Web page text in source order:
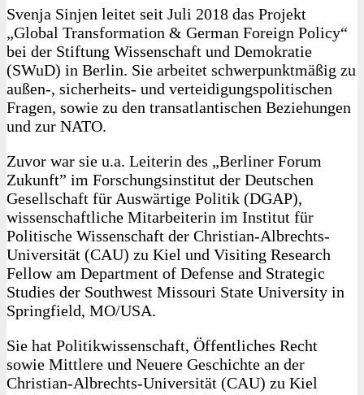
Svenja Sinjen leitet seit Juli 2018 das Projekt
„Global Transformation & German Foreign Policy“
bei der Stiftung Wissenschaft und Demokratie
(SWuD) in Berlin. Sie arbeitet schwerpunktmäßig zu
außen-, sicherheits- und verteidigungspolitischen
Fragen, sowie zu den transatlantischen Beziehungen
und zur NATO.
Zuvor war sie u.a. Leiterin des „Berliner Forum
Zukunft” im Forschungsinstitut der Deutschen
Gesellschaft für Auswärtige Politik (DGAP),
wissenschaftliche Mitarbeiterin im Institut für
Politische Wissenschaft der Christian-Albrechts-
Universität (CAU) zu Kiel und Visiting Research
Fellow am Department of Defense and Strategic
Studies der Southwest Missouri State University in
Springfield, MO/USA.
Sie hat Politikwissenschaft, Öffentliches Recht
sowie Mittlere und Neuere Geschichte an der
Christian-Albrechts-Universität (CAU) zu Kiel